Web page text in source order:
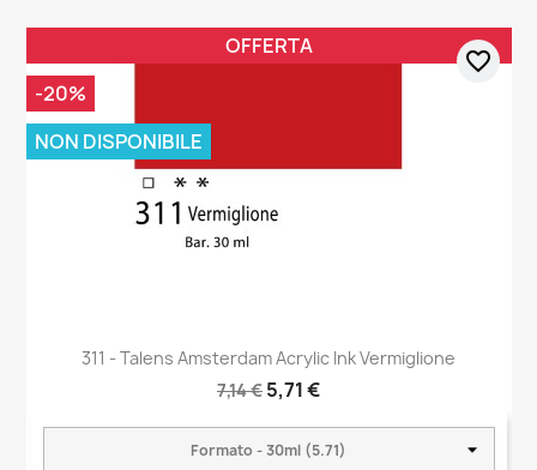
311 - Talens Amsterdam Acrylic Ink Vermiglione
7,14 € 5,71 €
OFFERTA
-20%
NON DISPONIBILE
favorite_border